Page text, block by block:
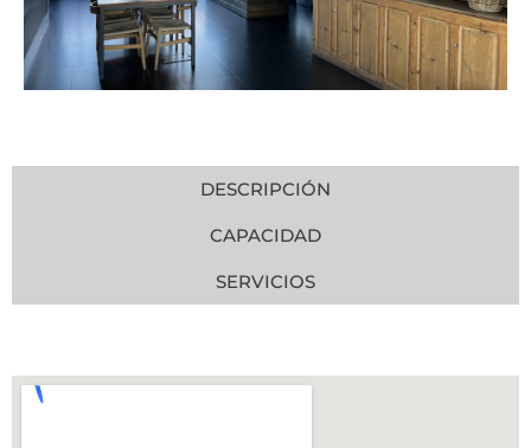
DESCRIPCIÓN
CAPACIDAD
SERVICIOS